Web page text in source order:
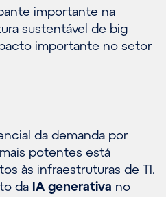
importante na
sustentável de big
importante no setor
da demanda por
potentes está
às infraestruturas de TI.
da IA generativa no